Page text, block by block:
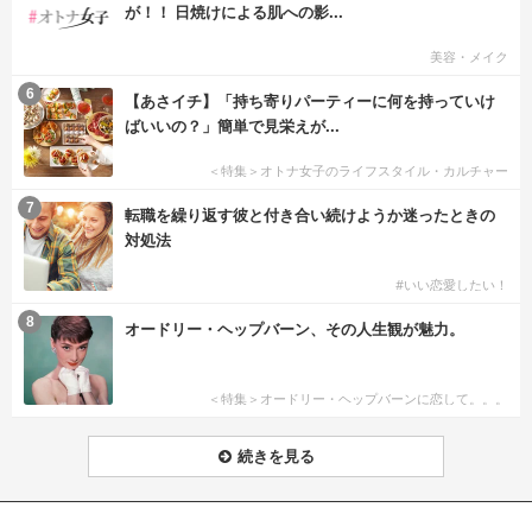
が！！ 日焼けによる肌への影...
美容・メイク
【あさイチ】「持ち寄りパーティーに何を持っていけ
ばいいの？」簡単で見栄えが...
＜特集＞オトナ女子のライフスタイル・カルチャー
6
転職を繰り返す彼と付き合い続けようか迷ったときの
対処法
#いい恋愛したい！
7
オードリー・ヘップバーン、その人生観が魅力。
＜特集＞オードリー・ヘップバーンに恋して。。。
8
続きを見る